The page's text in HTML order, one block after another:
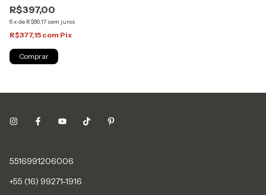
R$397,00
6x de R$66,17 sem juros
R$377,15 com Pix
Comprar
5516991206006
+55 (16) 99271-1916